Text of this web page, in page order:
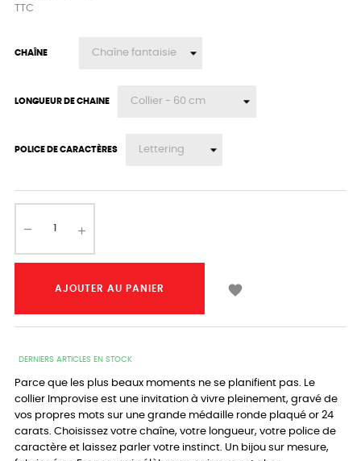
TTC
CHAÎNE
LONGUEUR DE CHAINE
POLICE DE CARACTÈRES
AJOUTER AU PANIER 
DERNIERS ARTICLES EN STOCK
Parce que les plus beaux moments ne se planifient pas. Le
collier Improvise est une invitation à vivre pleinement, gravé de
vos propres mots sur une grande médaille ronde plaqué or 24
carats. Choisissez votre chaîne, votre longueur, votre police de
caractère et laissez parler votre instinct. Un bijou sur mesure,